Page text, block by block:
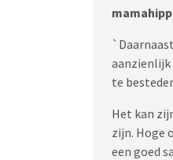
aanzienlijk
te
Het kan
zijn. Hoge
een goed